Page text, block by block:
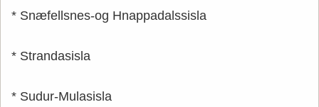
* Snæfellsnes-og Hnappadalssisla
* Strandasisla
* Sudur-Mulasisla